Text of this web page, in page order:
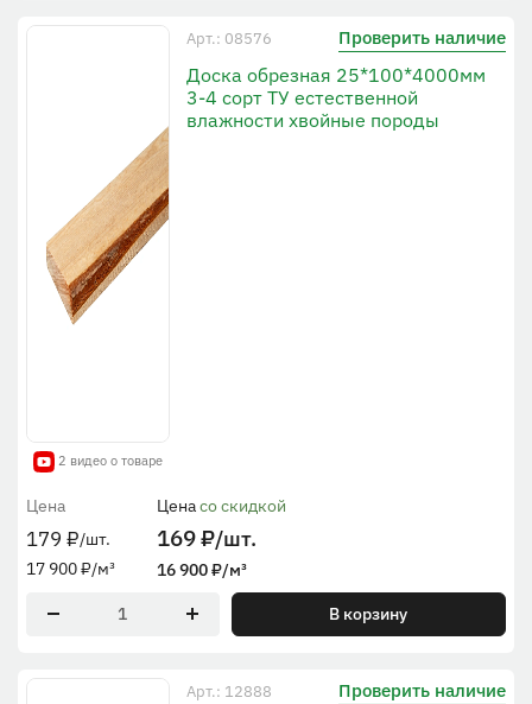
2 видео о товаре
Арт.: 08576 Проверить наличие
Доска обрезная 25*100*4000мм
3-4 сорт ТУ естественной
влажности хвойные породы
Цена
179 ₽/шт.
17 900₽/м³
Ценасо скидкой
169₽/шт.
16 900₽/м³
В корзину
Арт.: 12888 Проверить наличие